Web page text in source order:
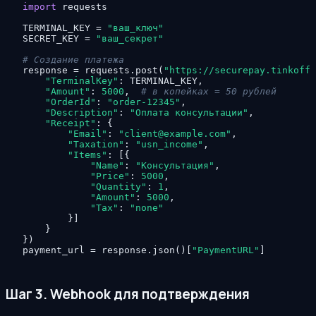
import requests
TERMINAL_KEY =
"ваш_ключ"
SECRET_KEY =
"ваш_секрет"
# Создание платежа
response = requests.post( "https://
"TerminalKey" : TERMINAL_KEY,
"Amount" : 5000 , # в копейках = 50 рублей
"OrderId" : "order-12345" ,
"Description" : "Оплата консультации" ,
"Receipt" : {
"Email" : "client@example.com" ,
"Taxation" : "usn_income" ,
"Items" : [{
"Name" : "Консультация" ,
"Price" : 5000 ,
"Quantity" : 1 ,
"Amount" : 5000 ,
"Tax" :
"none"
        }]
    }
})
payment_url = response.json()[ "PaymentURL" ]
Шаг 3. Webhook для подтверждения